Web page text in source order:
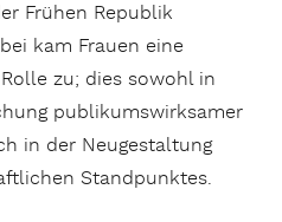
Frühen Republik
kam Frauen eine
zu; dies sowohl in
publikumswirksamer
in der Neugestaltung
Standpunktes.